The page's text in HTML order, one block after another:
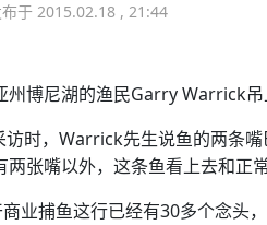
于 2015.02.18 , 21:44
州博尼湖的渔民Garry Warrick吊
访时，Warrick先生说鱼的两条
两张嘴以外，这条鱼看上去和正
业捕鱼这行已经有30多个念头